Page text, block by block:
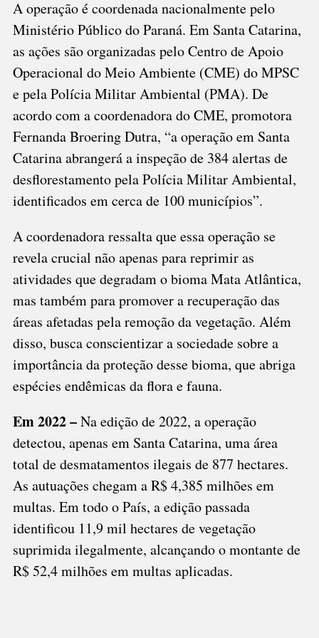
A operação é coordenada nacionalmente pelo
Ministério Público do Paraná. Em Santa Catarina,
as ações são organizadas pelo Centro de Apoio
Operacional do Meio Ambiente (CME) do MPSC
e pela Polícia Militar Ambiental (PMA). De
acordo com a coordenadora do CME, promotora
Fernanda Broering Dutra, “a operação em Santa
Catarina abrangerá a inspeção de 384 alertas de
desflorestamento pela Polícia Militar Ambiental,
identificados em cerca de 100 municípios”.
A coordenadora ressalta que essa operação se
revela crucial não apenas para reprimir as
atividades que degradam o bioma Mata Atlântica,
mas também para promover a recuperação das
áreas afetadas pela remoção da vegetação. Além
disso, busca conscientizar a sociedade sobre a
importância da proteção desse bioma, que abriga
espécies endêmicas da flora e fauna.
Em 2022 –Na edição de 2022, a operação
detectou, apenas em Santa Catarina, uma área
total de desmatamentos ilegais de 877 hectares.
As autuações chegam a R$ 4,385 milhões em
multas. Em todo o País, a edição passada
identificou 11,9 mil hectares de vegetação
suprimida ilegalmente, alcançando o montante de
R$ 52,4 milhões em multas aplicadas.